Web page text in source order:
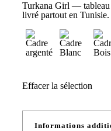
Turkana Girl —
livré partout en Tunisie.
Effacer la sélection
Informations